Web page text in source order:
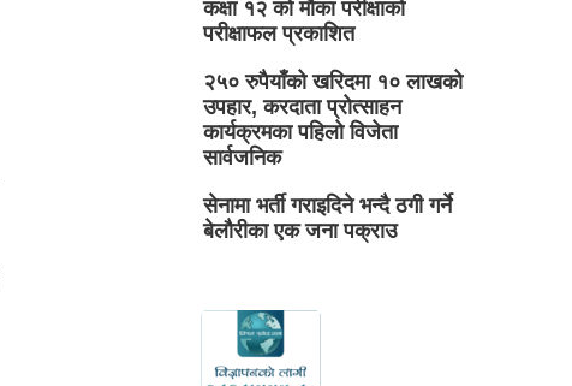
कक्षा १२ को मौका परीक्षाको
परीक्षाफल प्रकाशित
२५० रुपैयाँको खरिदमा १० लाखको
उपहार, करदाता प्रोत्साहन
कार्यक्रमका पहिलो विजेता
सार्वजनिक
सेनामा भर्ती गराइदिने भन्दै ठगी गर्ने
बेलौरीका एक जना पक्राउ